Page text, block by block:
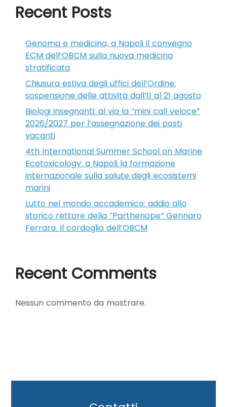
Recent Posts
Genoma e medicina, a Napoli il convegno
ECM dell’OBCM sulla nuova medicina
stratificata
Chiusura estiva degli uffici dell’Ordine:
sospensione delle attività dall’11 al 21 agosto
Biologi insegnanti: al via la “mini call veloce”
2026/2027 per l’assegnazione dei posti
vacanti
4th International Summer School on Marine
Ecotoxicology: a Napoli la formazione
internazionale sulla salute degli ecosistemi
marini
Lutto nel mondo accademico: addio allo
storico rettore della “Parthenope” Gennaro
Ferrara. Il cordoglio dell’OBCM
Recent Comments
Nessun commento da mostrare.